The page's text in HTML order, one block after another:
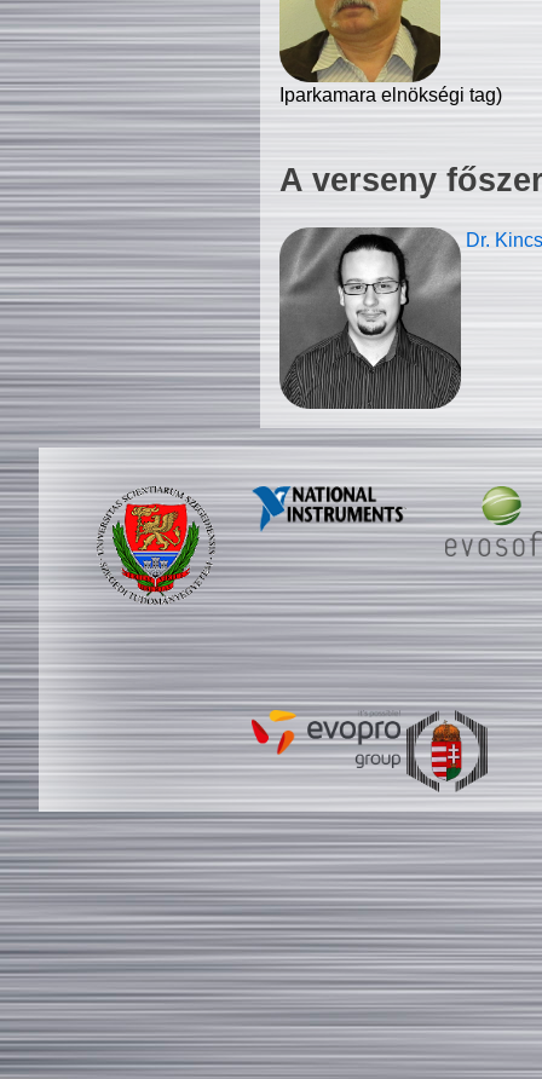
Iparkamara elnökségi tag)
A verseny
Dr.